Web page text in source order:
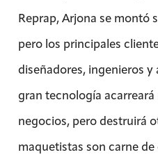
Reprap, Arjona se montó
pero los principales
diseñadores, ingenieros
gran tecnología
negocios, pero destruirá
maquetistas son carne de